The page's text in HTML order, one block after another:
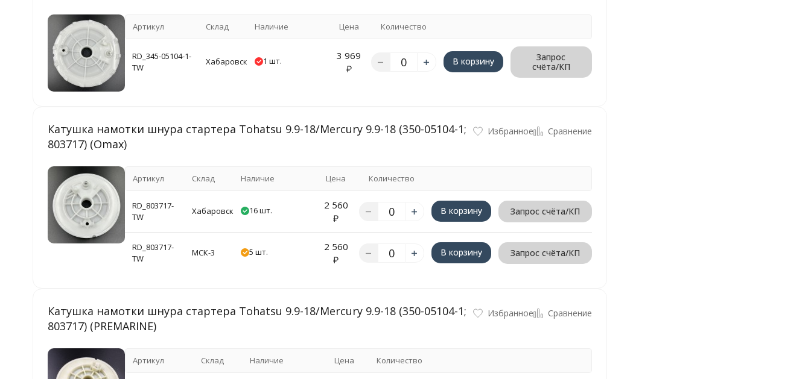
Артикул Склад Наличие Цена Количество
RD_345-05104-1-
TW
Хабаровск 1 шт.
3 969
₽
В корзину
Запрос
счёта/КП
Катушка намотки шнура стартера Tohatsu 9.9-18/Mercury 9.9-18 (350-05104-1;
803717) (Omax)
Избранное Сравнение
Артикул Склад Наличие Цена Количество
RD_803717-
TW
Хабаровск 16 шт.
2 560
₽
В корзину Запрос счёта/КП
RD_803717-
TW
МСК-3 5 шт.
2 560
₽
В корзину Запрос счёта/КП
Катушка намотки шнура стартера Tohatsu 9.9-18/Mercury 9.9-18 (350-05104-1;
803717) (PREMARINE)
Избранное Сравнение
Артикул Склад Наличие Цена Количество